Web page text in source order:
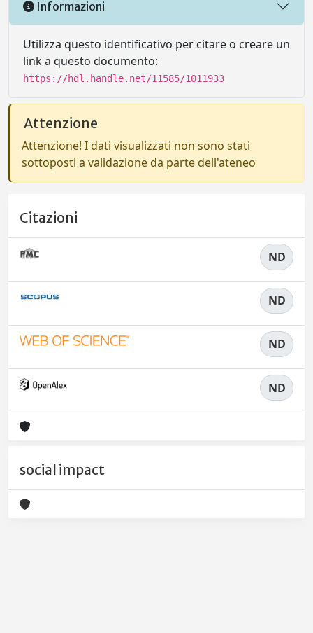
Informazioni
Utilizza questo identificativo per citare o creare un
link a questo documento:
https://hdl.handle.net/11585/1011933
Attenzione
Attenzione! I dati visualizzati non sono stati
sottoposti a validazione da parte dell'ateneo
Citazioni
ND
ND
ND
ND
social impact